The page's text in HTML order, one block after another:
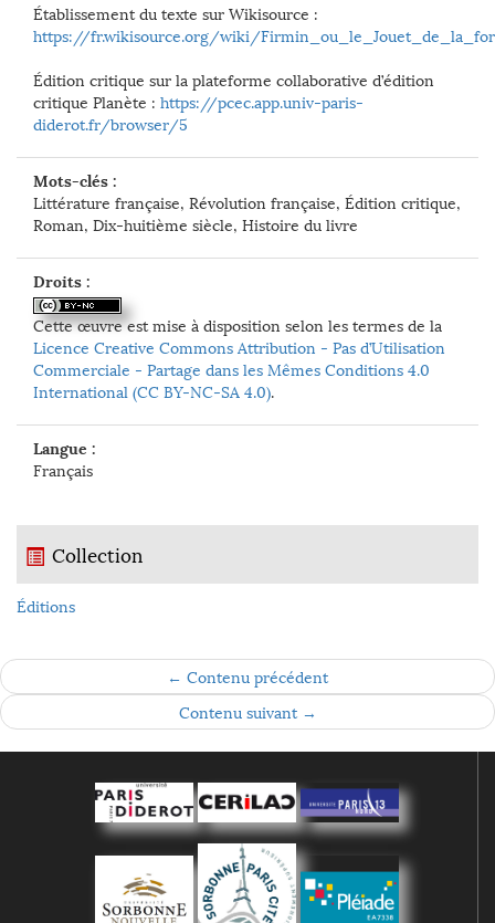
Établissement du texte sur Wikisource :
https://fr.wikisource.org/wiki/
Édition critique sur la plateforme collaborative d’édition
critique Planète : https://pcec.app.univ-paris-
diderot.fr/browser/5
Mots-clés :
Littérature française, Révolution française, Édition critique,
Roman, Dix-huitième siècle, Histoire du livre
Droits :
Cette œuvre est mise à disposition selon les termes de la
Licence Creative Commons Attribution - Pas d’Utilisation
Commerciale - Partage dans les Mêmes Conditions 4.0
International (CC BY-NC-SA 4.0).
Langue :
Français
Collection
Éditions
← Contenu précédent
Contenu suivant →